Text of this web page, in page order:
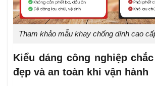
Tham khảo mẫu khay chống dính cao
Kiểu dáng công nghiệp
đẹp và an toàn khi vận hành